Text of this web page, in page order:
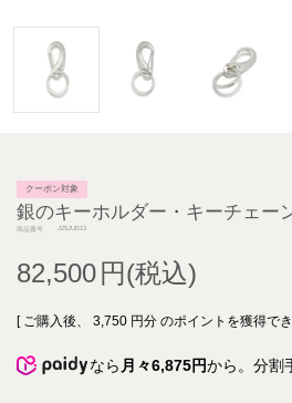
クーポン対象
銀のキーホルダー・キーチェー
商品番号 J25JUB13
82,500
[ ご購入後、 3,750 円分 のポイントを獲得で
なら 月々6,875円から。分割